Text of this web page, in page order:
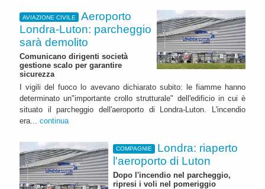
AVIAZIONE CIVILE
Aeroporto
Londra-Luton: parcheggio
sarà demolito
Comunicano dirigenti società
gestione scalo per garantire
sicurezza
I vigili del fuoco lo avevano dichiarato subito: le fiamme hanno
determinato un"importante crollo strutturale" dell'edificio in cui è
situato il parcheggio dell'aeroporto di Londra-Luton. L'incendio
era... continua
COMPAGNIE
Londra: riaperto
l'aeroporto di Luton
Dopo l'incendio nel parcheggio,
ripresi i voli nel pomeriggio